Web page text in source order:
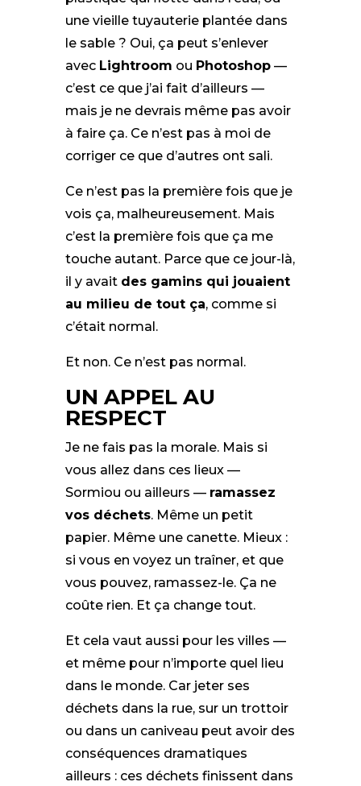
une vieille tuyauterie plantée dans
le sable ? Oui, ça peut s’enlever
avec Lightroom ou Photoshop—
c’est ce que j’ai fait d’ailleurs —
mais je ne devrais même pas avoir
à faire ça. Ce n’est pas à moi de
corriger ce que d’autres ont sali.
Ce n’est pas la première fois que je
vois ça, malheureusement. Mais
c’est la première fois que ça me
touche autant. Parce que ce jour-là,
il y avait des gamins qui jouaient
au milieu de tout ça, comme si
c’était normal.
Et non. Ce n’est pas normal.
UN APPEL AU
RESPECT
Je ne fais pas la morale. Mais si
vous allez dans ces lieux —
Sormiou ou ailleurs — ramassez
vos déchets. Même un petit
papier. Même une canette. Mieux :
si vous en voyez un traîner, et que
vous pouvez, ramassez-le. Ça ne
coûte rien. Et ça change tout.
Et cela vaut aussi pour les villes —
et même pour n’importe quel lieu
dans le monde. Car jeter ses
déchets dans la rue, sur un trottoir
ou dans un caniveau peut avoir des
conséquences dramatiques
ailleurs : ces déchets finissent dans